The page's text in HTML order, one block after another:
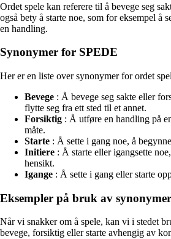
Ordet spele kan referere til å bevege seg
også bety å starte noe, som for eksempel å
en handling.
Synonymer for SPEDE
Her er en liste over synonymer for ordet
Bevege : Å bevege seg sakte eller
flytte seg fra ett sted til et annet.
Forsiktig : Å utføre en handling på
måte.
Starte : Å sette i gang noe, å
Initiere : Å starte eller igangsette
hensikt.
Igange : Å sette i gang eller starte
Eksempler på bruk av synonymer
Når vi snakker om å spele, kan vi i stedet
bevege, forsiktig eller starte avhengig av